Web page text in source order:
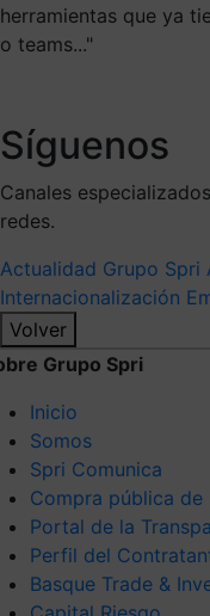
herramientas que ya
o teams..."
Síguenos
Canales
redes.
Actualidad Grupo Spri
Internacionalización
Volver
Grupo Spri
Inicio
Somos
Spri Comunica
Compra pública de
Portal de la
Perfil del
Basque Trade &